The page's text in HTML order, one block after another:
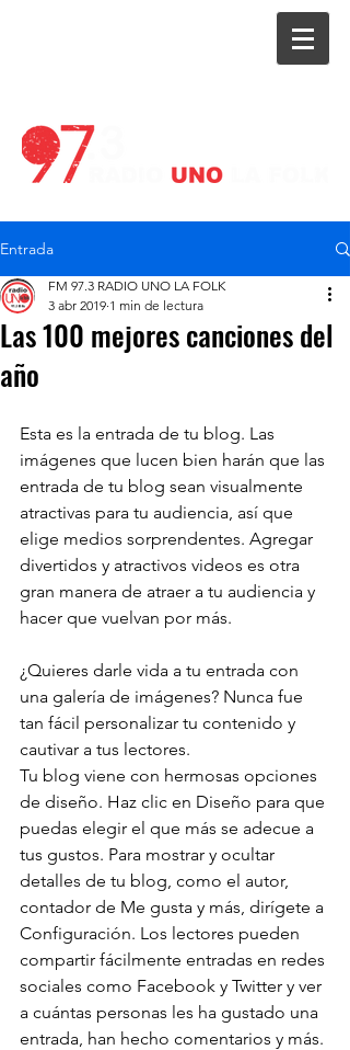
Entrada
Las 100 mejores canciones del
año
FM 97.3 RADIO UNO LA FOLK
3 abr 2019 1 min de lectura
Esta es la entrada de tu blog. Las
imágenes que lucen bien harán que las
entrada de tu blog sean visualmente
atractivas para tu audiencia, así que
elige medios sorprendentes. Agregar
divertidos y atractivos videos es otra
gran manera de atraer a tu audiencia y
hacer que vuelvan por más.
¿Quieres darle vida a tu entrada con
una galería de imágenes? Nunca fue
tan fácil personalizar tu contenido y
cautivar a tus lectores.
Tu blog viene con hermosas opciones
de diseño. Haz clic en Diseño para que
puedas elegir el que más se adecue a
tus gustos. Para mostrar y ocultar
detalles de tu blog, como el autor,
contador de Me gusta y más, dirígete a
Configuración. Los lectores pueden
compartir fácilmente entradas en redes
sociales como Facebook y Twitter y ver
a cuántas personas les ha gustado una
entrada, han hecho comentarios y más.